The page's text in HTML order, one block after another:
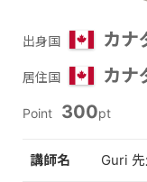
出身国 カナ
居住国 カナ
Point 300pt
講師名 Guri